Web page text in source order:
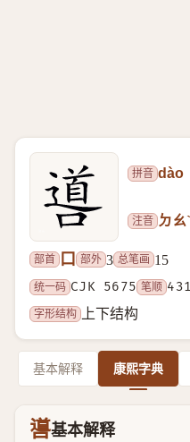
拼音 dào
注音 ㄉㄠˋ
部首 口 部外 3 总笔画 15
统一码 CJK 5675 笔顺
字形结构
上下结构
基本解释 康熙字典
噵基本解释